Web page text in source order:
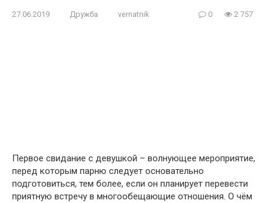
27.06.2019 Дружба vernatnik 0 2 757
Первое свидание с девушкой – волнующее мероприятие,
перед которым парню следует основательно
подготовиться, тем более, если он планирует перевести
приятную встречу в многообещающие отношения. О чём